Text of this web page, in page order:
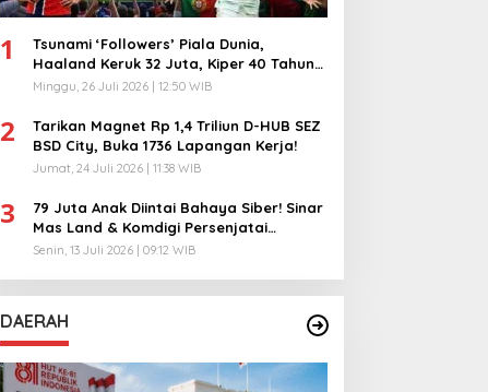
1
Tsunami ‘Followers’ Piala Dunia,
Haaland Keruk 32 Juta, Kiper 40 Tahun
Bikin Geger!
Minggu, 26 Juli 2026 | 12:50 WIB
2
Tarikan Magnet Rp 1,4 Triliun D-HUB SEZ
BSD City, Buka 1736 Lapangan Kerja!
Jumat, 24 Juli 2026 | 11:38 WIB
3
79 Juta Anak Diintai Bahaya Siber! Sinar
Mas Land & Komdigi Persenjatai
Ratusan Guru!
Senin, 13 Juli 2026 | 09:12 WIB
DAERAH